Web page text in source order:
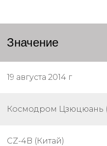
Значение
19 августа 2014 г
Космодром Цзюцюань
CZ-4B (Китай)